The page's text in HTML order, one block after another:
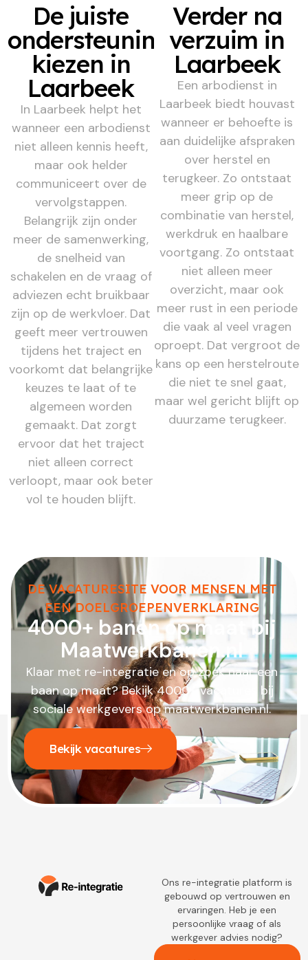
De juiste
ondersteuning
kiezen in
Laarbeek
In Laarbeek helpt het
wanneer een arbodienst
niet alleen kennis heeft,
maar ook helder
communiceert over de
vervolgstappen.
Belangrijk zijn onder
meer de samenwerking,
de snelheid van
schakelen en de vraag of
adviezen echt bruikbaar
zijn op de werkvloer. Dat
geeft meer vertrouwen
tijdens het traject en
voorkomt dat belangrijke
keuzes te laat of te
algemeen worden
gemaakt. Dat zorgt
ervoor dat het traject
niet alleen correct
verloopt, maar ook beter
vol te houden blijft.
Verder na
verzuim in
Laarbeek
Een arbodienst in
Laarbeek biedt houvast
wanneer er behoefte is
aan duidelijke afspraken
over herstel en
terugkeer. Zo ontstaat
meer grip op de
combinatie van herstel,
werkdruk en haalbare
voortgang. Zo ontstaat
niet alleen meer
overzicht, maar ook
meer rust in een periode
die vaak al veel vragen
oproept. Dat vergroot de
kans op een herstelroute
die niet te snel gaat,
maar wel gericht blijft op
duurzame terugkeer.
DE VACATURESITE VOOR MENSEN MET
EEN DOELGROEPENVERKLARING
4000+ banen op maat bij
Maatwerkbanen.nl
Klaar met re-integratie en op zoek naar een
baan op maat? Bekijk 4000+ vacatures bij
sociale werkgevers op maatwerkbanen.nl.
Bekijk vacatures
Ons re-integratie platform is
gebouwd op vertrouwen en
ervaringen. Heb je een
persoonlijke vraag of als
werkgever advies nodig?